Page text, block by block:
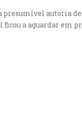
presumível autoria
a aguardar em